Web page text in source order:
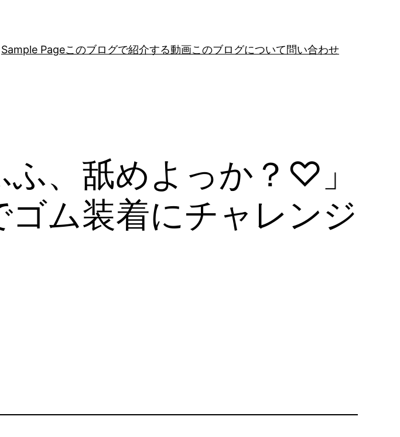
Sample Pageこのブログで紹介する動画このブログについて問い合わせ
、舐めよっか？♡」
ム装着にチャレンジ